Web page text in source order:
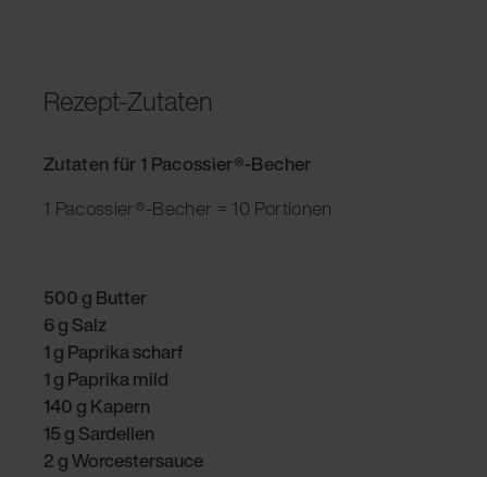
Rezept-Zutaten
Zutaten für 1 Pacossier®-Becher
1 Pacossier®-Becher = 10 Portionen
500 g Butter
6 g Salz
1 g Paprika scharf
1 g Paprika mild
140 g Kapern
15 g Sardellen
2 g Worcestersauce